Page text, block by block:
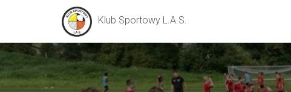
Klub Sportowy L.A.S.